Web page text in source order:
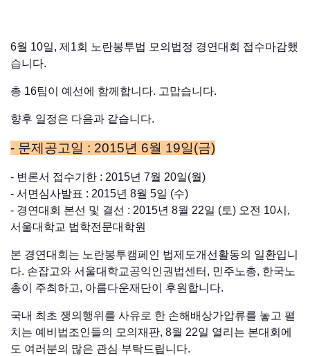
6월 10일, 제1회 노란봉투법 모의법정 경연대회 접수마감했
습니다.
총 16팀이 예선에 함께합니다. 고맙습니다.
향후 일정은 다음과 같습니다.
- 문제공고일 : 2015년 6월 19일(금)
- 변론서 접수기한 : 2015년 7월 20일(월)
- 서면심사발표 : 2015년 8월 5일 (수)
- 경연대회 본선 및 결선 : 2015년 8월 22일 (토) 오전 10시,
서울대학교 법학전문대학원
본 경연대회는 노란봉투캠페인 법제도개선활동의 일환입니
다. 손잡고와 서울대학교공익인권법센터, 민주노총, 한국노
총이 주최하고, 아름다운재단이 후원합니다.
국내 최초 쟁의행위를 사유로 한 손해배상가압류를 놓고 펼
치는 예비법조인들의 모의재판, 8월 22일 열리는 본대회에
도 여러분의 많은 관심 부탁드립니다.